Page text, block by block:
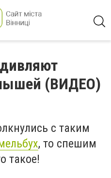
(ВИДЕО)
с таким
, то спешим
такое!